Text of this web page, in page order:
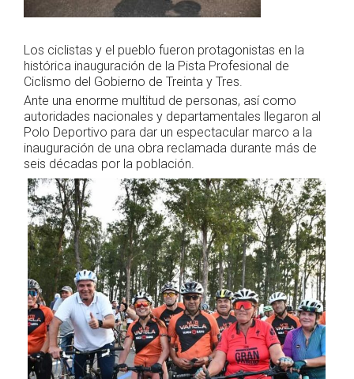
Los ciclistas y el pueblo fueron protagonistas en la
histórica inauguración de la Pista Profesional de
Ciclismo del Gobierno de Treinta y Tres.
Ante una enorme multitud de personas, así como
autoridades nacionales y departamentales llegaron al
Polo Deportivo para dar un espectacular marco a la
inauguración de una obra reclamada durante más de
seis décadas por la población.